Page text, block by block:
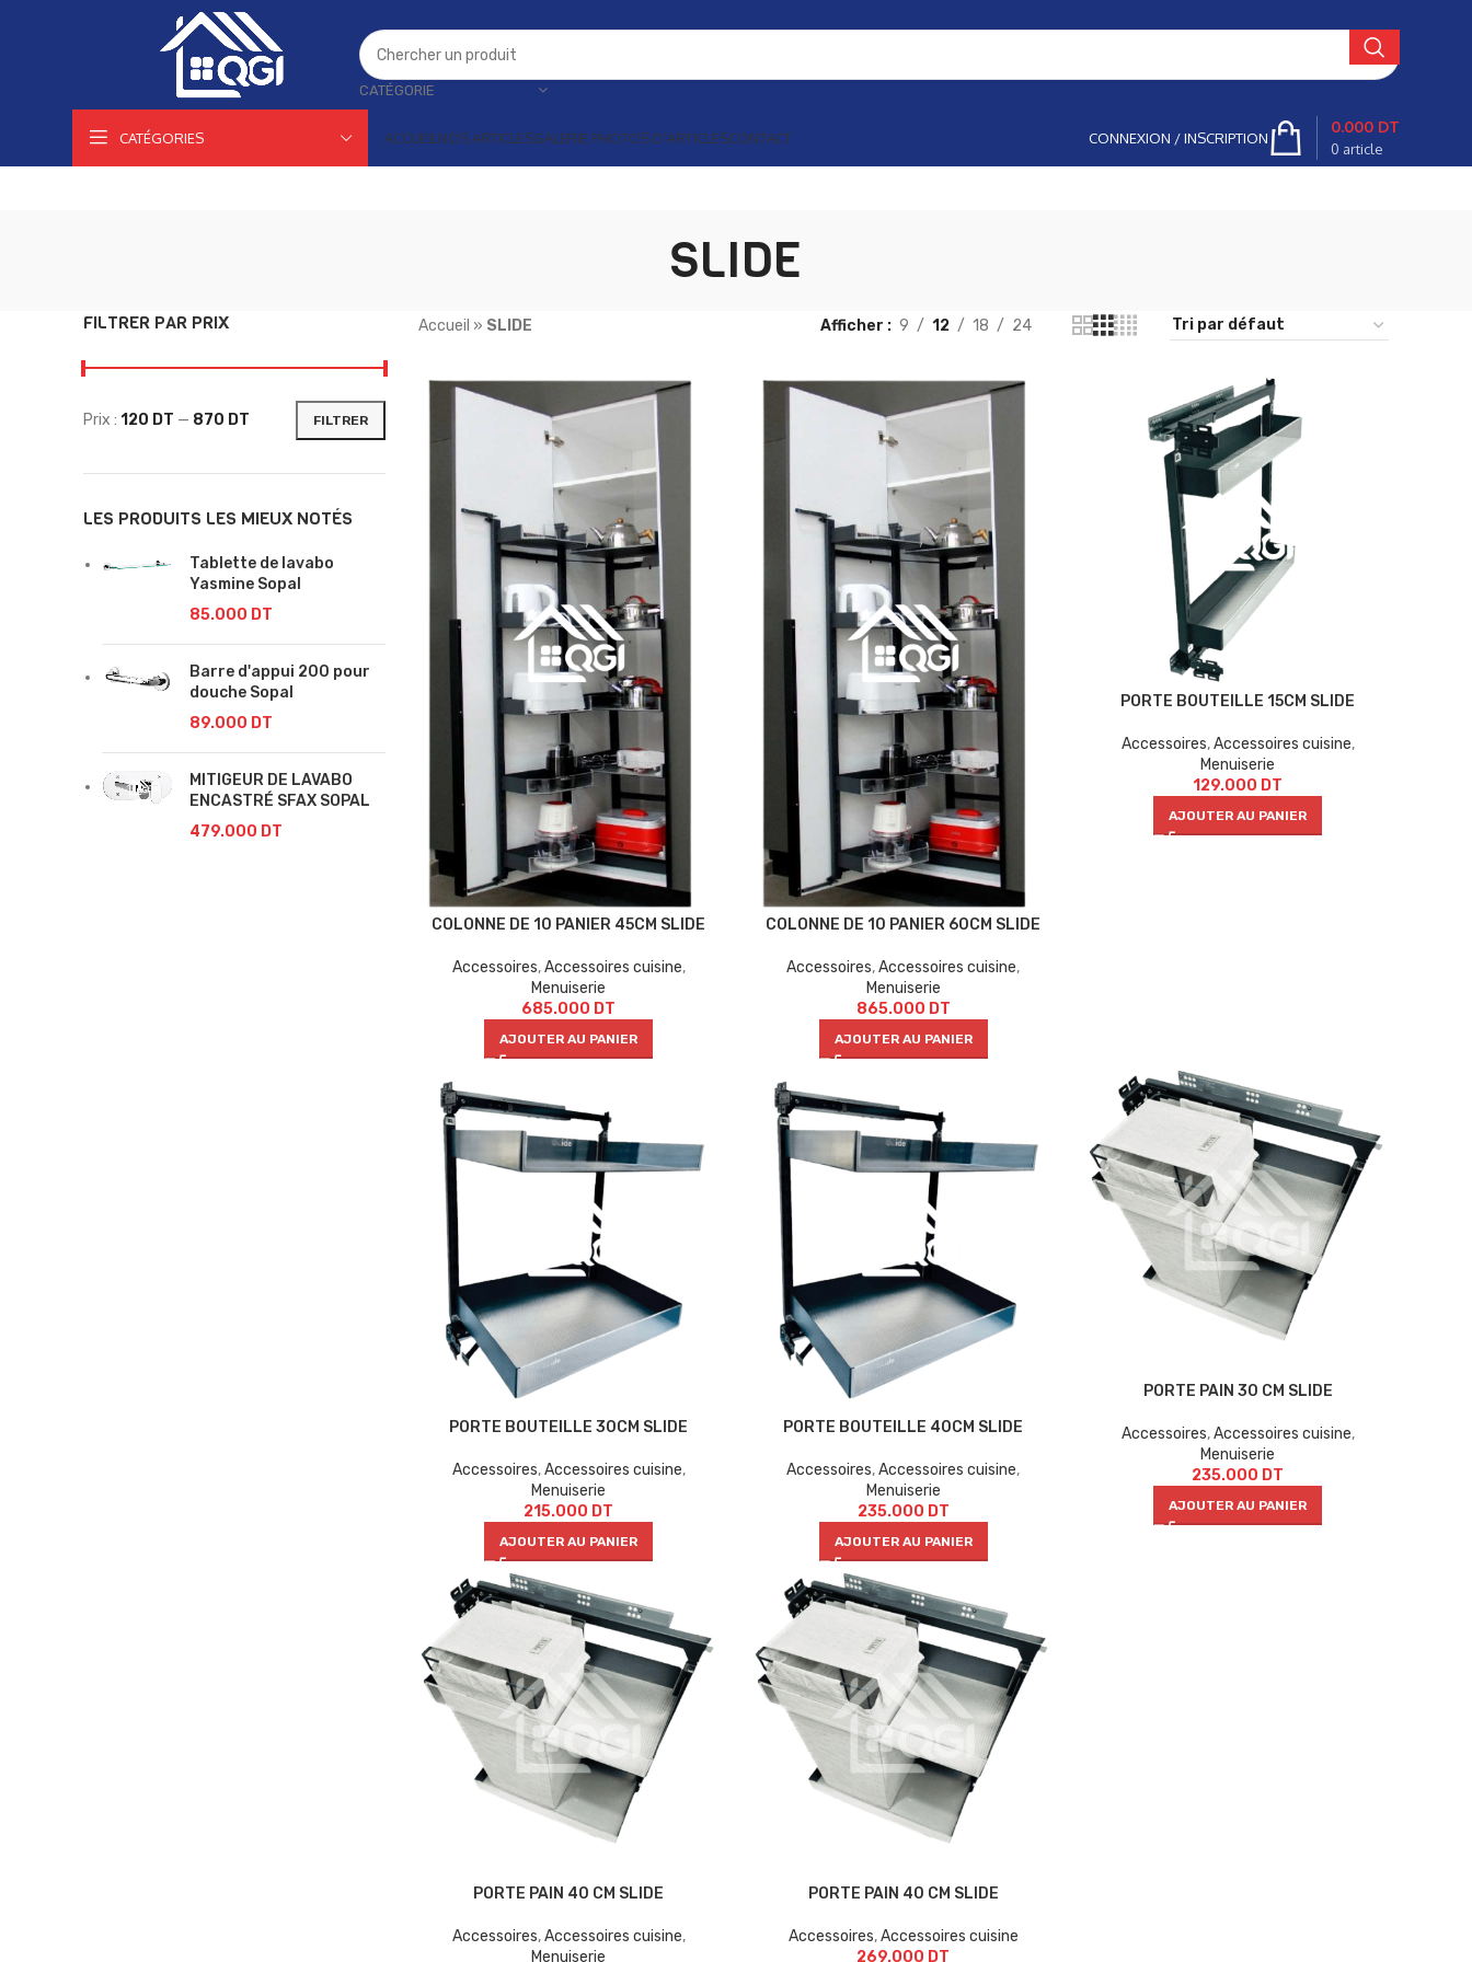
CATÉGORIE
CATÉGORIES ACCUEIL NOS ARTICLESGALERIE PHOTOS D’ARTICLESCONTACT CONNEXION / INSCRIPTION
0 article
0.000 DT
SLIDE
FILTRER PAR PRIX
FILTRER
Prix : 120 DT — 870 DT
LES PRODUITS LES MIEUX NOTÉS
Tablette de lavabo
Yasmine Sopal
85.000 DT
Barre d'appui 200 pour
douche Sopal
89.000 DT
MITIGEUR DE LAVABO
ENCASTRÉ SFAX SOPAL
479.000 DT
Accueil » SLIDE Afficher 9 12 18 24
COLONNE DE 10 PANIER 45CM SLIDE
Accessoires,Accessoires cuisine,
Menuiserie
685.000 DT
AJOUTER AU PANIER
COLONNE DE 10 PANIER 60CM SLIDE
Accessoires,Accessoires cuisine,
Menuiserie
865.000 DT
AJOUTER AU PANIER
PORTE BOUTEILLE 15CM SLIDE
Accessoires,Accessoires cuisine,
Menuiserie
129.000 DT
AJOUTER AU PANIER
PORTE BOUTEILLE 30CM SLIDE
Accessoires,Accessoires cuisine,
Menuiserie
215.000 DT
AJOUTER AU PANIER
PORTE BOUTEILLE 40CM SLIDE
Accessoires,Accessoires cuisine,
Menuiserie
235.000 DT
AJOUTER AU PANIER
PORTE PAIN 30 CM SLIDE
Accessoires,Accessoires cuisine,
Menuiserie
235.000 DT
AJOUTER AU PANIER
PORTE PAIN 40 CM SLIDE
Accessoires,Accessoires cuisine,
Menuiserie
PORTE PAIN 40 CM SLIDE
Accessoires,Accessoires cuisine
269.000 DT